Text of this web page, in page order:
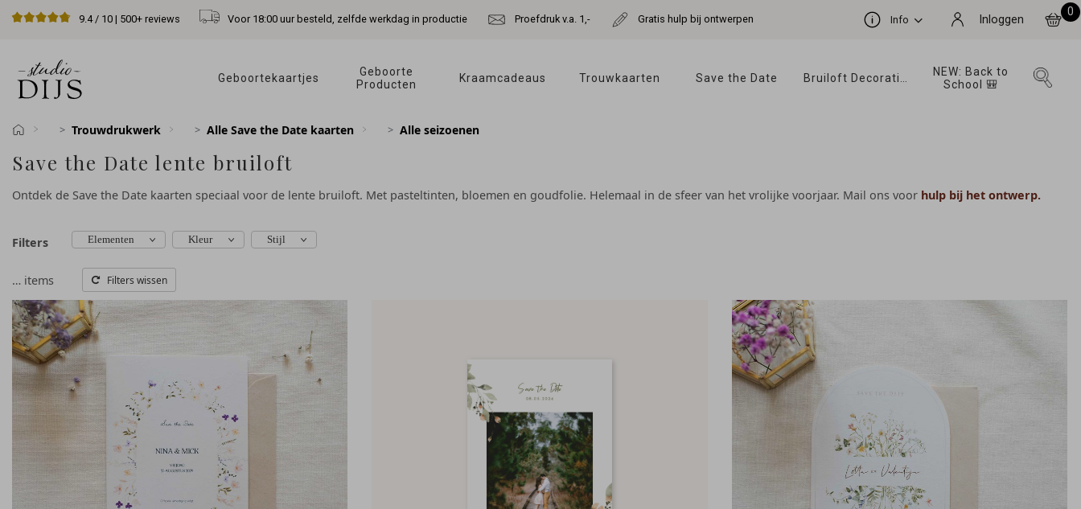
9.4/ 10 | 500+ reviews Voor 18:00 uur besteld, zelfde werkdag in productie Proefdruk v.a. 1,- Gratis hulp bij ontwerpen Info Inloggen
0
Geboortekaartjes
Geboorte
Producten
Kraamcadeaus Trouwkaarten Save the Date
NEW: Back to
School 🎒
Trouwdrukwerk Alle Save the Date kaarten Alle seizoenen
Save the Date lente bruiloft
Ontdek de Save the Date kaarten speciaal voor de lente bruiloft. Met pasteltinten, bloemen en goudfolie. Helemaal in de sfeer van het vrolijke voorjaar. Mail ons voor hulp bij het ontwerp.
Filters Elementen Kleur Stijl
… items Filters wissen